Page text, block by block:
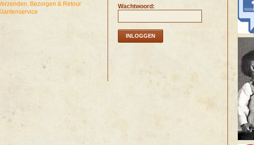
Bezorgen & Retour
Wachtwoord:
INLOGGEN